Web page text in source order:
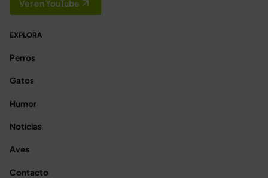
Ver en YouTube
EXPLORA
Perros
Gatos
Humor
Noticias
Aves
Contacto